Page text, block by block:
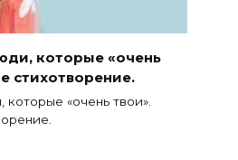
которые «очень
стихотворение.
которые «очень твои».